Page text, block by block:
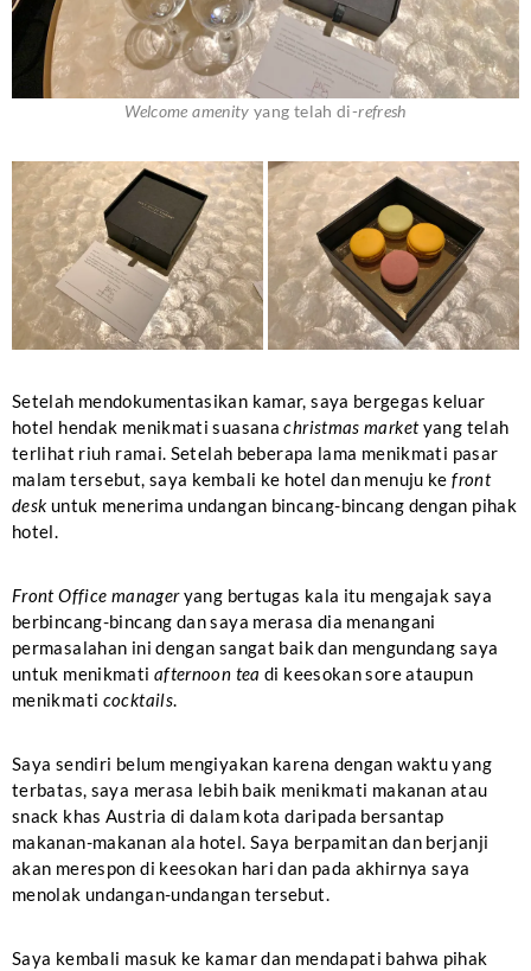
Welcome amenity yang telah di-refresh
Setelah mendokumentasikan kamar, saya bergegas keluar
hotel hendak menikmati suasanachristmas marketyang telah
terlihat riuh ramai. Setelah beberapa lama menikmati pasar
malam tersebut, saya kembali ke hotel dan menuju kefront
desk untuk menerima undangan bincang-bincang dengan pihak
hotel.
Front Office manageryang bertugas kala itu mengajak saya
berbincang-bincang dan saya merasa dia menangani
permasalahan ini dengan sangat baik dan mengundang saya
untuk menikmati afternoon tea di keesokan sore ataupun
menikmati cocktails.
Saya sendiri belum mengiyakan karena dengan waktu yang
terbatas, saya merasa lebih baik menikmati makanan atau
snack khas Austria di dalam kota daripada bersantap
makanan-makanan ala hotel. Saya berpamitan dan berjanji
akan merespon di keesokan hari dan pada akhirnya saya
menolak undangan-undangan tersebut.
Saya kembali masuk ke kamar dan mendapati bahwa pihak